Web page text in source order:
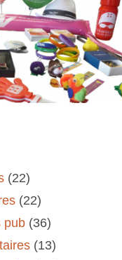
(22)
(22)
pub (36)
(13)